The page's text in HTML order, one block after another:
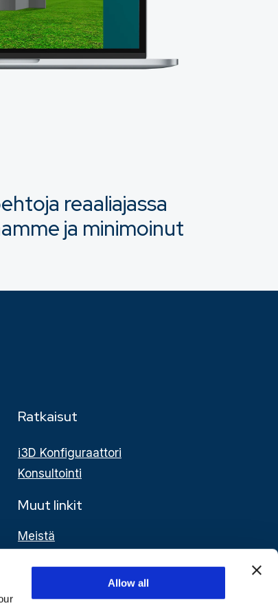
Allow all
reaaliajassa
ja minimoinut
Ratkaisut
i3D Konfiguraattori
Konsultointi
Muut linkit
Meistä
Tietosuojaseloste